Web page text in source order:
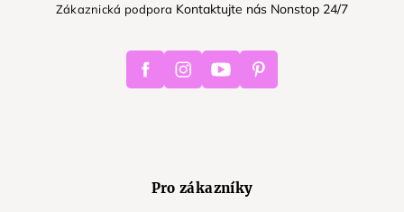
Zákaznická podpora Kontaktujte nás Nonstop 24/7
FacebookInstagramYoutube Pinterest
Pro zákazníky